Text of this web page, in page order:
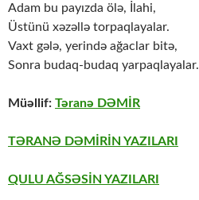
Adam bu payızda ölə, İlahi,
Üstünü xəzəllə torpaqlayalar.
Vaxt gələ, yerində ağaclar bitə,
Sonra budaq-budaq yarpaqlayalar.
Müəllif: Təranə DƏMİR
TƏRANƏ DƏMİRİN YAZILARI
QULU AĞSƏSİN YAZILARI